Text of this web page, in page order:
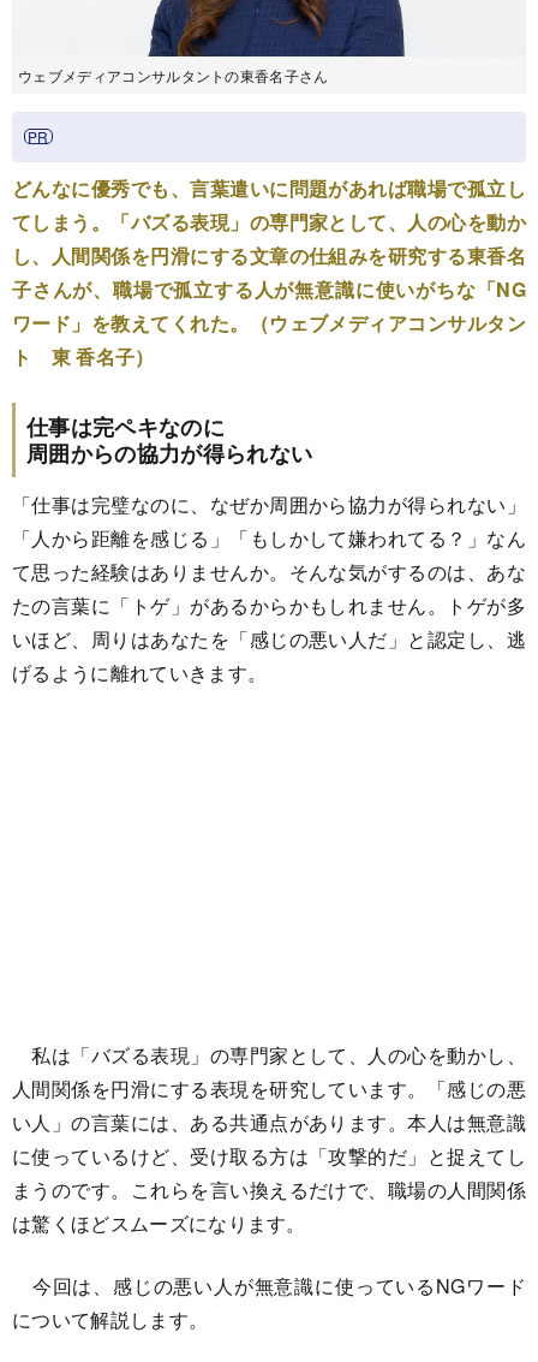
ウェブメディアコンサルタントの東香名子さん
どんなに優秀でも、言葉遣いに問題があれば職場で孤立し
てしまう。「バズる表現」の専門家として、人の心を動か
し、人間関係を円滑にする文章の仕組みを研究する東香名
子さんが、職場で孤立する人が無意識に使いがちな「NG
ワード」を教えてくれた。（ウェブメディアコンサルタン
ト 東 香名子）
仕事は完ペキなのに
周囲からの協力が得られない
「仕事は完璧なのに、なぜか周囲から協力が得られない」
「人から距離を感じる」「もしかして嫌われてる？」なん
て思った経験はありませんか。そんな気がするのは、あな
たの言葉に「トゲ」があるからかもしれません。トゲが多
いほど、周りはあなたを「感じの悪い人だ」と認定し、逃
げるように離れていきます。
私は「バズる表現」の専門家として、人の心を動かし、
人間関係を円滑にする表現を研究しています。「感じの悪
い人」の言葉には、ある共通点があります。本人は無意識
に使っているけど、受け取る方は「攻撃的だ」と捉えてし
まうのです。これらを言い換えるだけで、職場の人間関係
は驚くほどスムーズになります。
今回は、感じの悪い人が無意識に使っているNGワード
について解説します。